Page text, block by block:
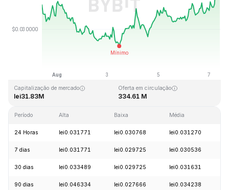
Última atualização: 2026-08-07, 10:00 GMT+0
Capitalização de mercado
lei31.83M
Oferta em circulação
334.61 M
Período Alta Baixa Média
24 Horas lei0.031771 lei0.030768 lei0.031270
7 dias lei0.031771 lei0.029725 lei0.030536
30 dias lei0.033489 lei0.029725 lei0.031631
90 dias lei0.046334 lei0.027666 lei0.034238